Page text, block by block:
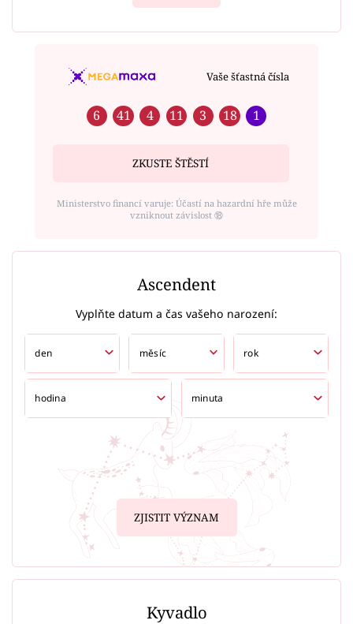
Vaše šťastná čísla
6 41 4 11 3 18 1
ZKUSTE ŠTĚSTÍ
Ministerstvo financí varuje: Účastí na hazardní hře může
vzniknout závislost ⑱
Ascendent
Vyplňte datum a čas vašeho narození:
ZJISTIT VÝZNAM
Kyvadlo